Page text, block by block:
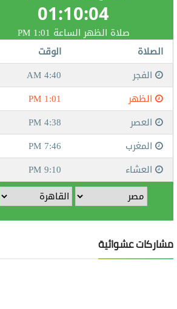
مشاركات عشوائية